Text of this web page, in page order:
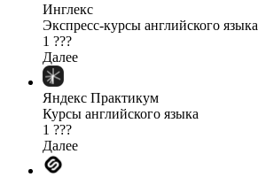
Инглекс
Экспресс-курсы английского языка
1 ???
Далее
Яндекс Практикум
Курсы английского языка
1 ???
Далее